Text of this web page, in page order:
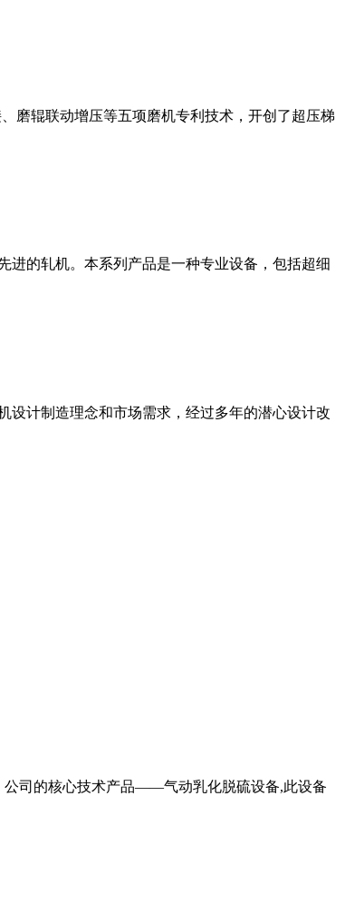
磨辊联动增压等五项磨机专利技术，开创了超压梯
进的轧机。本系列产品是一种专业设备，包括超细
设计制造理念和市场需求，经过多年的潜心设计改
公司的核心技术产品——气动乳化脱硫设备,此设备